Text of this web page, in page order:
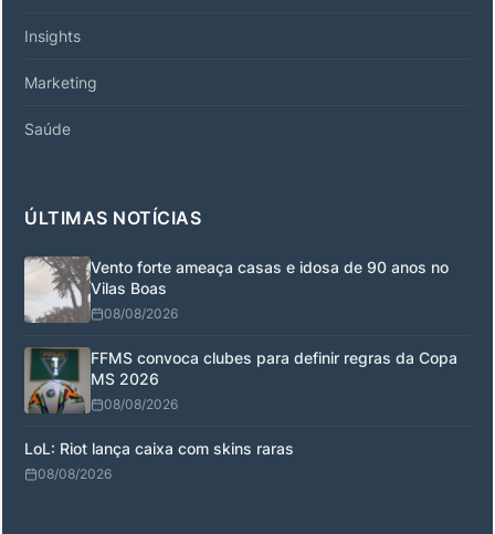
Insights
Marketing
Saúde
ÚLTIMAS NOTÍCIAS
Vento forte ameaça casas e idosa de 90 anos no
Vilas Boas
08/08/2026
FFMS convoca clubes para definir regras da Copa
MS 2026
08/08/2026
LoL: Riot lança caixa com skins raras
08/08/2026